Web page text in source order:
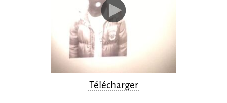
Télécharger